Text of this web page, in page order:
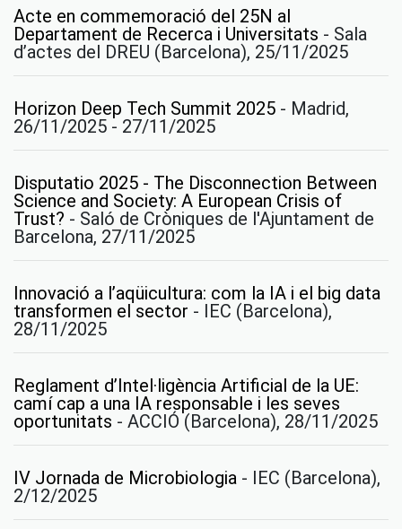
Acte en commemoració del 25N al
Departament de Recerca i Universitats - Sala
d’actes del DREU (Barcelona), 25/11/2025
Horizon Deep Tech Summit 2025 - Madrid,
26/11/2025 - 27/11/2025
Disputatio 2025 - The Disconnection Between
Science and Society: A European Crisis of
Trust? - Saló de Cròniques de l'Ajuntament de
Barcelona, 27/11/2025
Innovació a l’aqüicultura: com la IA i el big data
transformen el sector - IEC (Barcelona),
28/11/2025
Reglament d’Intel·ligència Artificial de la UE:
camí cap a una IA responsable i les seves
oportunitats - ACCIÓ (Barcelona), 28/11/2025
IV Jornada de Microbiologia - IEC (Barcelona),
2/12/2025